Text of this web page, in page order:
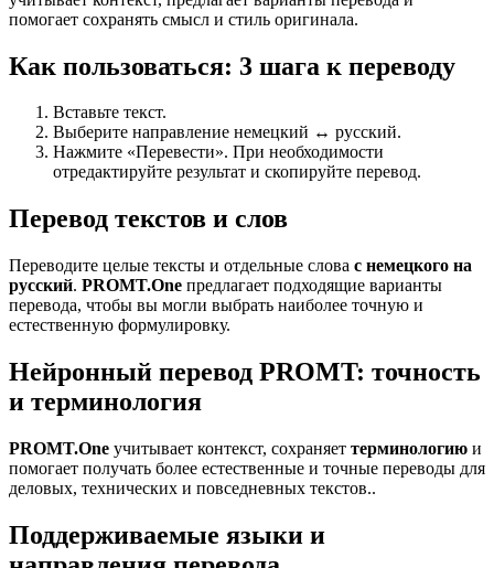
помогает сохранять смысл и стиль оригинала.
Как пользоваться: 3 шага к переводу
Вставьте текст.
Выберите направление немецкий ↔ русский.
Нажмите «Перевести». При необходимости
отредактируйте результат и скопируйте перевод.
Перевод текстов и слов
Переводите целые тексты и отдельные слова с немецкого на
русский. PROMT.One предлагает подходящие варианты
перевода, чтобы вы могли выбрать наиболее точную и
естественную формулировку.
Нейронный перевод PROMT: точность
и терминология
PROMT.One учитывает контекст, сохраняет терминологию и
помогает получать более естественные и точные переводы для
деловых, технических и повседневных текстов..
Поддерживаемые языки и